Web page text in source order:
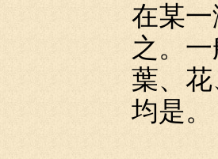
在某
之。
葉、
均是。